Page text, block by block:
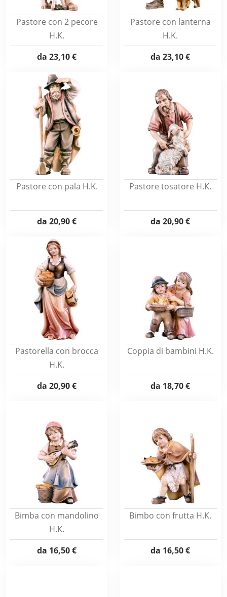
Pastore con 2 pecore
H.K.
da 23,10 €
Pastore con lanterna
H.K.
da 23,10 €
Pastore con pala H.K.
da 20,90 €
Pastore tosatore H.K.
da 20,90 €
Pastorella con brocca
H.K.
da 20,90 €
Coppia di bambini H.K.
da 18,70 €
Bimba con mandolino
H.K.
da 16,50 €
Bimbo con frutta H.K.
da 16,50 €